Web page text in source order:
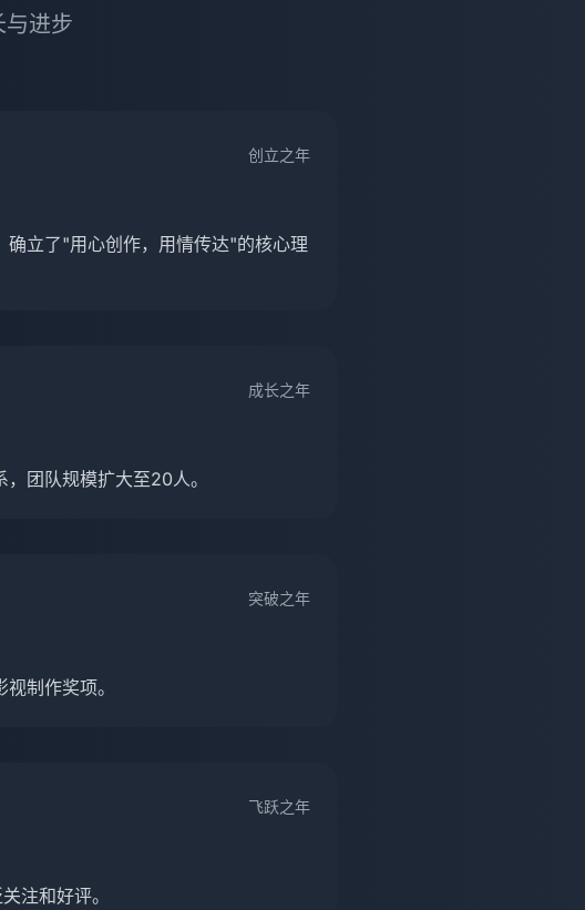
进步
创立之年
立了"用心创作，用情传达"的核心理
成长之年
团队规模扩大至20人。
突破之年
制作奖项。
飞跃之年
注和好评。